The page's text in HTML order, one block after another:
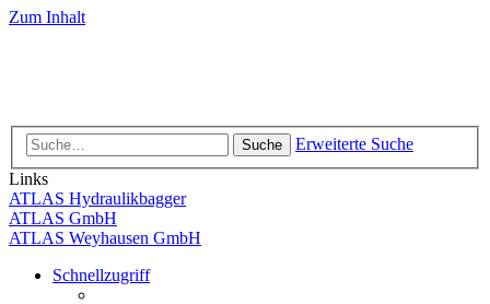
Zum Inhalt
Suche
Erweiterte Suche
Links
ATLAS Hydraulikbagger
ATLAS GmbH
ATLAS Weyhausen GmbH
Schnellzugriff